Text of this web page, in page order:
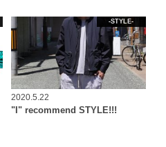
-STYLE-
2020.5.22
"I" recommend STYLE!!!